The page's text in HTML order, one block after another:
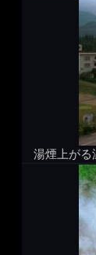
湯煙上がる